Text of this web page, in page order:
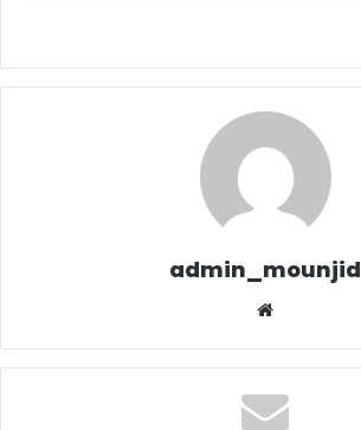
admin_mounjid